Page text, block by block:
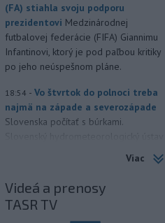
(FA) stiahla svoju podporu
prezidentovi Medzinárodnej
futbalovej federácie (FIFA) Giannimu
Infantinovi, ktorý je pod paľbou kritiky
po jeho neúspešnom pláne.
18:54 - Vo štvrtok do polnoci treba
najmä na západe a severozápade
Slovenska počítať s búrkami.
Platia aj v okresoch Snina a Sobrance.
18:19 - Polícia v súčinnosti s ďalšími
záchrannými zložkami zasahuje
Viac
Videá a prenosy
TASR TV